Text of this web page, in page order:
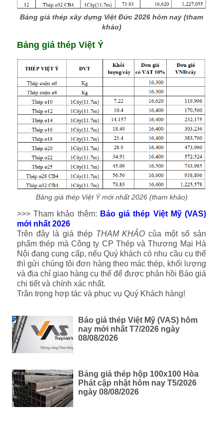
Bảng giá thép xây dựng Việt Đức 2026 hôm nay (tham
khảo)
Bảng giá thép Việt Ý
Bảng giá thép Việt Ý mới nhất 2026 (tham khảo)
>>> Tham khảo thêm: Báo giá thép Việt Mỹ (VAS)
mới nhất 2026
Trên đây là giá thépTHAM KHẢOcủa một số sản
phẩm thép mà Công ty CP Thép và Thương Mại Hà
Nội đang cung cấp, nếu Quý khách có nhu cầu cụ thể
thì gửi chúng tôi đơn hàng theo mác thép, khối lượng
và địa chỉ giao hàng cụ thể để được phản hồi Báo giá
chi tiết và chính xác nhất.
Trân trọng hợp tác và phục vụ Quý Khách hàng!
Báo giá thép Việt Mỹ (VAS) hôm
nay mới nhất T7/2026 ngày
08/08/2026
Bảng giá thép hộp 100x100 Hòa
Phát cập nhật hôm nay T5/2026
ngày 08/08/2026